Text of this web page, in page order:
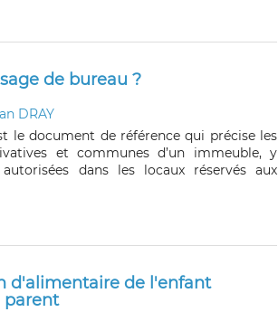
de bureau ?
DRAY
le document de référence qui précise les
et communes d’un immeuble, y
dans les locaux réservés aux
d'alimentaire de l'enfant
parent